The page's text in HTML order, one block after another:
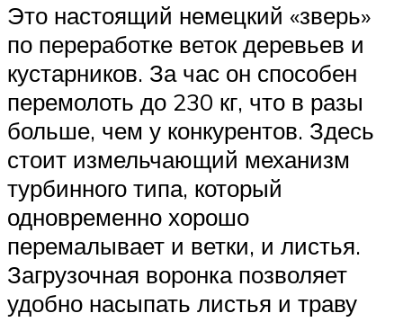
Это настоящий немецкий «зверь»
по переработке веток деревьев и
кустарников. За час он способен
перемолоть до 230 кг, что в разы
больше, чем у конкурентов. Здесь
стоит измельчающий механизм
турбинного типа, который
одновременно хорошо
перемалывает и ветки, и листья.
Загрузочная воронка позволяет
удобно насыпать листья и траву